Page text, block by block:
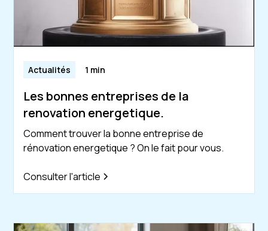
Actualités 1 min
Les bonnes entreprises de la
renovation energetique.
Comment trouver la bonne entreprise de
rénovation energetique ? On le fait pour vous.
Consulter l'article